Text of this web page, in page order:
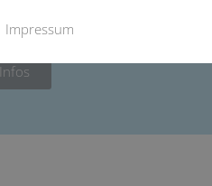
Impressum